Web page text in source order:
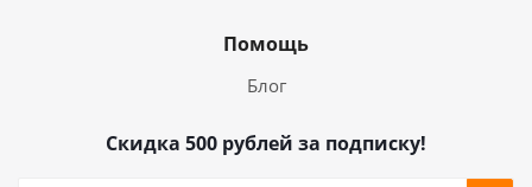
Помощь
Блог
Скидка 500 рублей за подписку!